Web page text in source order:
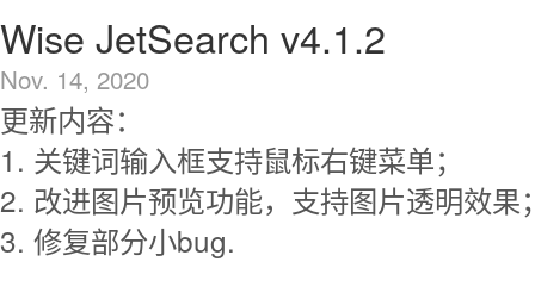
Wise JetSearch v4.1.2
Nov. 14, 2020
更新内容：
1. 关键词输入框支持鼠标右键菜单；
2. 改进图片预览功能，支持图片透明效果
3. 修复部分小bug.